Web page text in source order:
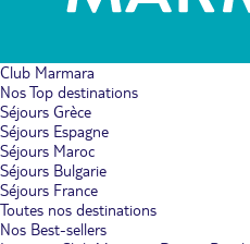
Club Marmara
Nos Top destinations
Séjours Grèce
Séjours Espagne
Séjours Maroc
Séjours Bulgarie
Séjours France
Toutes nos destinations
Nos Best-sellers